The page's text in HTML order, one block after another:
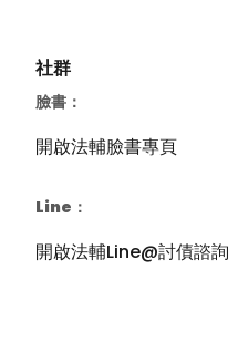
社群
臉書：
開啟法輔臉書專頁
Line：
開啟法輔Line@討債諮詢